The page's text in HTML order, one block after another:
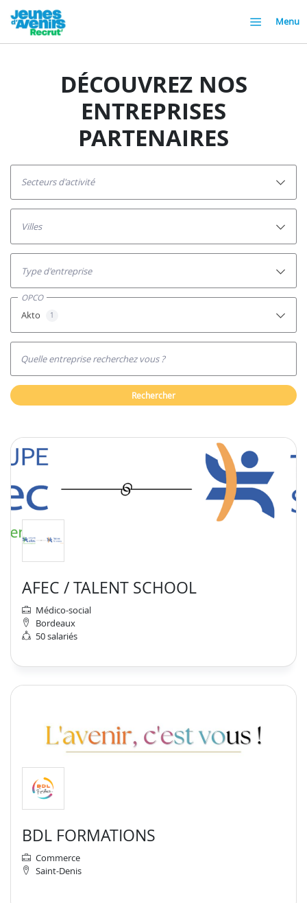
Menu
DÉCOUVREZ NOS
ENTREPRISES
PARTENAIRES
secteurs d'activité
villes
Type d'entreprise
OPCO
Akto 1
Quelle entreprise recherchez vous ?
rechercher
AFEC / TALENT SCHOOL
Médico-social
Bordeaux
50 salariés
BDL FORMATIONS
Commerce
Saint-Denis